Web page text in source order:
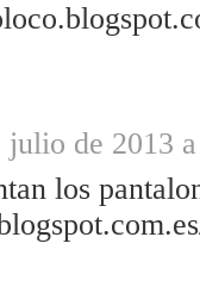
julio de 2013
los